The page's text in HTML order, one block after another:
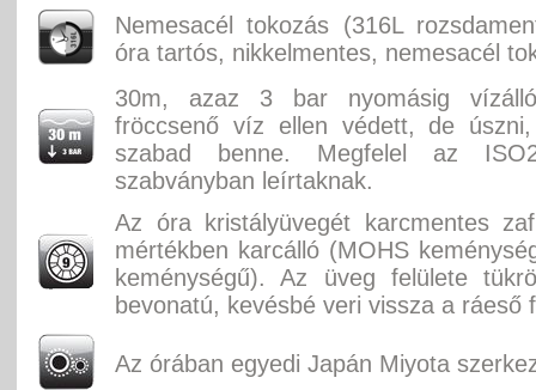
Nemesacél tokozás (316L
óra tartós, nikkelmentes, nemesacél
30m, azaz 3 bar nyomásig
fröccsenő víz ellen védett, de
szabad benne. Megfelel az
szabványban leírtaknak.
Az óra kristályüvegét karcmentes
mértékben karcálló (MOHS
keménységű). Az üveg felülete
bevonatú, kevésbé veri vissza a ráeső
Az órában egyedi Japán Miyota